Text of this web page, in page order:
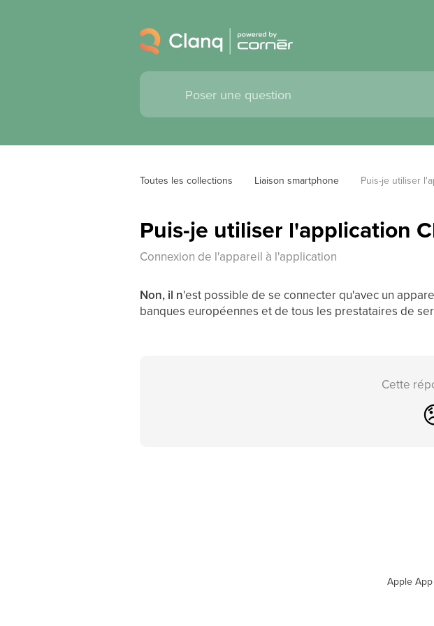
Toutes les collections Liaison smartphone Puis-je utiliser
Puis-je utiliser l'application
Connexion de l'appareil à l'application
Non, il n'est possible de se connecter qu'avec un
banques européennes et de tous les prestataires de
Cette
Apple